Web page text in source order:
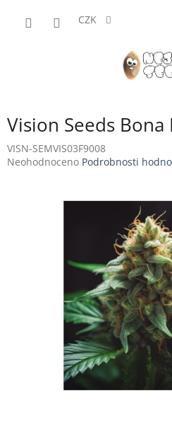
CZK
Vision Seeds Bona
VISN-SEMVIS03F9008
Průměrné
Neohodnoceno Podrobnosti